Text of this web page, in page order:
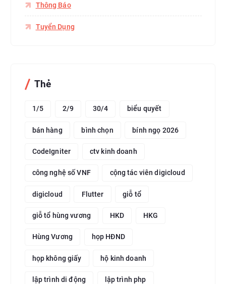
Thông Báo
Tuyển Dụng
Thẻ
1/5 2/9 30/4 biểu quyết
bán hàng bình chọn bính ngọ 2026
CodeIgniter ctv kinh doanh
công nghệ số VNF cộng tác viên digicloud
digicloud Flutter giỗ tổ
giỗ tổ hùng vương HKD HKG
Hùng Vương họp HĐND
họp không giấy hộ kinh doanh
lập trình di động lập trình php